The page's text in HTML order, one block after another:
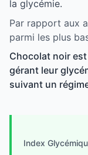
la glycémie.
Par rapport aux
parmi les plus
Chocolat noir
gérant leur
suivant un
Index